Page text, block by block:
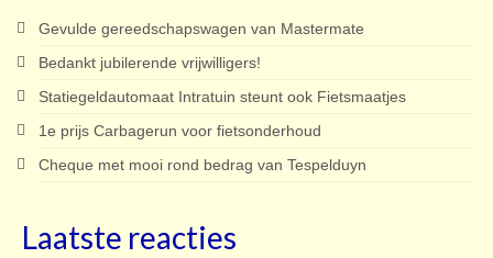
Gevulde gereedschapswagen van Mastermate
Bedankt jubilerende vrijwilligers!
Statiegeldautomaat Intratuin steunt ook Fietsmaatjes
1e prijs Carbagerun voor fietsonderhoud
Cheque met mooi rond bedrag van Tespelduyn
Laatste reacties